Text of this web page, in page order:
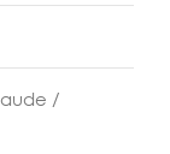
/